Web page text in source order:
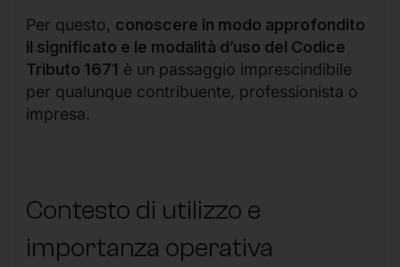
Per questo, conoscere in modo approfondito
il significato e le modalità d’uso del Codice
Tributo 1671 è un passaggio imprescindibile
per qualunque contribuente, professionista o
impresa.
Contesto di utilizzo e
importanza operativa